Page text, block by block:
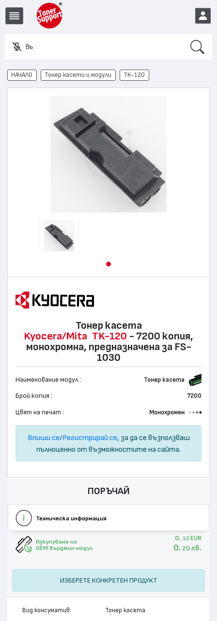
Въведет
EUR
НАЧАЛО Тонер касети и модули TK-120
Тонер касета
Kyocera/Mita TK-120 - 7200 копия,
монохромна, предназначена за FS-
1030
Наименование модул : Тонер касета
Брой копия : 7200
Цвят на печат : Монохромен
Впиши се/Регистрирай се, за да се възползваш
пълноценно от възможностите на сайта.
ПОРЪЧАЙ
Техническа информация
Изкупуване на
OEM върджин модул
0. 10 EUR
0. 20 лв.
ИЗБЕРЕТЕ КОНКРЕТЕН ПРОДУКТ
Вид консуматив: Тонер касета